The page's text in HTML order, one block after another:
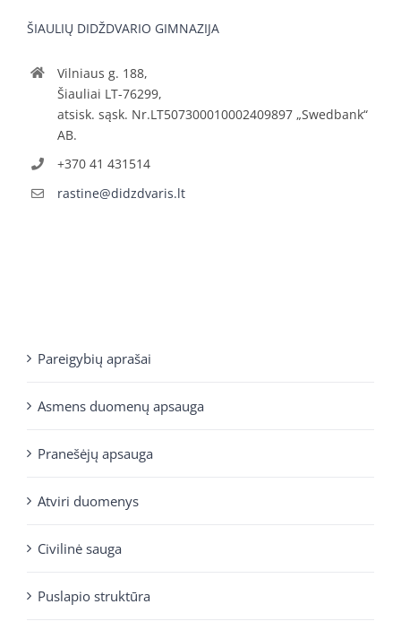
ŠIAULIŲ DIDŽDVARIO GIMNAZIJA
Vilniaus g. 188,
Šiauliai LT-76299,
atsisk. sąsk. Nr.LT507300010002409897 „Swedbank“
AB.
+370 41 431514
rastine@didzdvaris.lt
Pareigybių aprašai
Asmens duomenų apsauga
Pranešėjų apsauga
Atviri duomenys
Civilinė sauga
Puslapio struktūra